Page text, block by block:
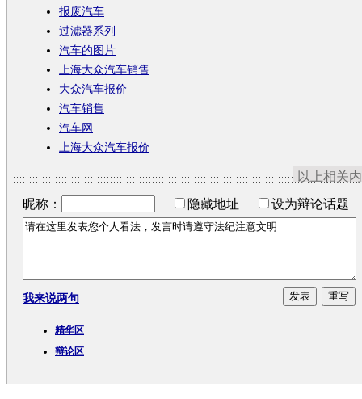
报废汽车
过滤器系列
汽车的图片
上海大众汽车销售
大众汽车报价
汽车销售
汽车网
上海大众汽车报价
以上相关
昵称：
隐藏地址 设为辩论话题
我来说两句
精华区
辩论区